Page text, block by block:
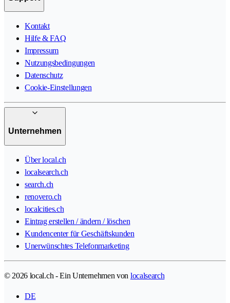
Kontakt
Hilfe & FAQ
Impressum
Nutzungsbedingungen
Datenschutz
Cookie-Einstellungen
Unternehmen
Über local.ch
localsearch.ch
search.ch
renovero.ch
localcities.ch
Eintrag erstellen / ändern / löschen
Kundencenter für Geschäftskunden
Unerwünschtes Telefonmarketing
© 2026 local.ch - Ein Unternehmen von localsearch
DE